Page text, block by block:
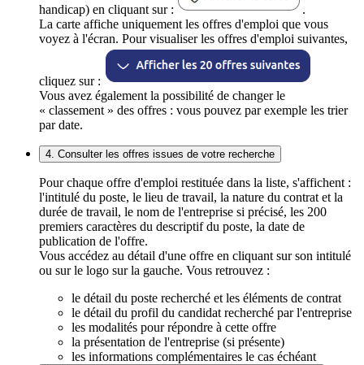
handicap) en cliquant sur :
.
La carte affiche uniquement les offres d'emploi que vous
voyez à l'écran. Pour visualiser les offres d'emploi suivantes,
cliquez sur :
Vous avez également la possibilité de changer le
« classement » des offres : vous pouvez par exemple les trier
par date.
4. Consulter les offres issues de votre recherche
Pour chaque offre d'emploi restituée dans la liste, s'affichent :
l'intitulé du poste, le lieu de travail, la nature du contrat et la
durée de travail, le nom de l'entreprise si précisé, les 200
premiers caractères du descriptif du poste, la date de
publication de l'offre.
Vous accédez au détail d'une offre en cliquant sur son intitulé
ou sur le logo sur la gauche. Vous retrouvez :
le détail du poste recherché et les éléments de contrat
le détail du profil du candidat recherché par l'entreprise
les modalités pour répondre à cette offre
la présentation de l'entreprise (si présente)
les informations complémentaires le cas échéant